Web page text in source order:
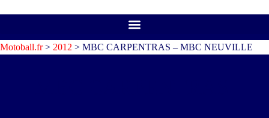
Motoball.fr> 2012 > MBC CARPENTRAS – MBC NEUVILLE